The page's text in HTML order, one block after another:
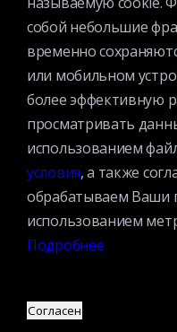
собой небольшие
временно сохраняются на вашем
или мобильном
более эффективную работу
просматривать
условия, а также соглашаетесь с тем, что мы
обрабатываем Ваши
использованием
Подробнее
Согласен